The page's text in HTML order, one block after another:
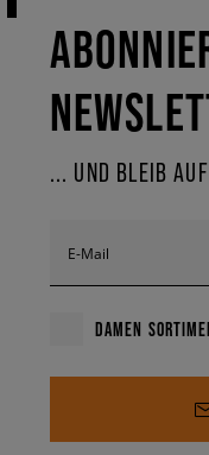
... UND BLEIB
E-Mail
DAMEN